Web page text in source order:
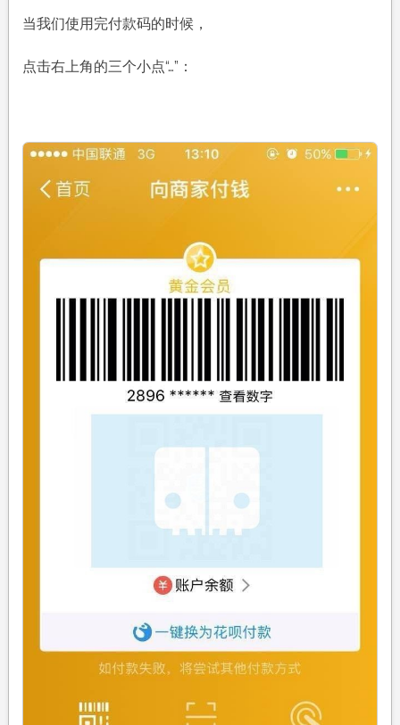
当我们使用完付款码的时候，
点击右上角的三个小点“…”：